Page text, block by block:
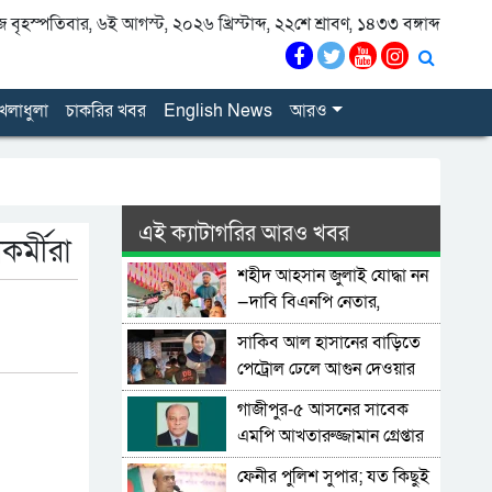
৬ই আগস্ট, ২০২৬ খ্রিস্টাব্দ, ২২শে শ্রাবণ, ১৪৩৩ বঙ্গাব্দ
চাকরির খবর English News আরও
এই ক্যাটাগরির আরও খবর
শহীদ আহসান জুলাই যোদ্ধা নন
—দাবি বিএনপি নেতার,
জামায়াত নেতা বললেন,
‘সারজিসও ছাত্রলীগ করতেন’
সাকিব আল হাসানের বাড়িতে
পেট্রোল ঢেলে আগুন দেওয়ার
চেষ্টা, ভাঙচুর
গাজীপুর-৫ আসনের সাবেক
এমপি আখতারুজ্জামান গ্রেপ্তার
ফেনীর পুলিশ সুপার; যত কিছুই